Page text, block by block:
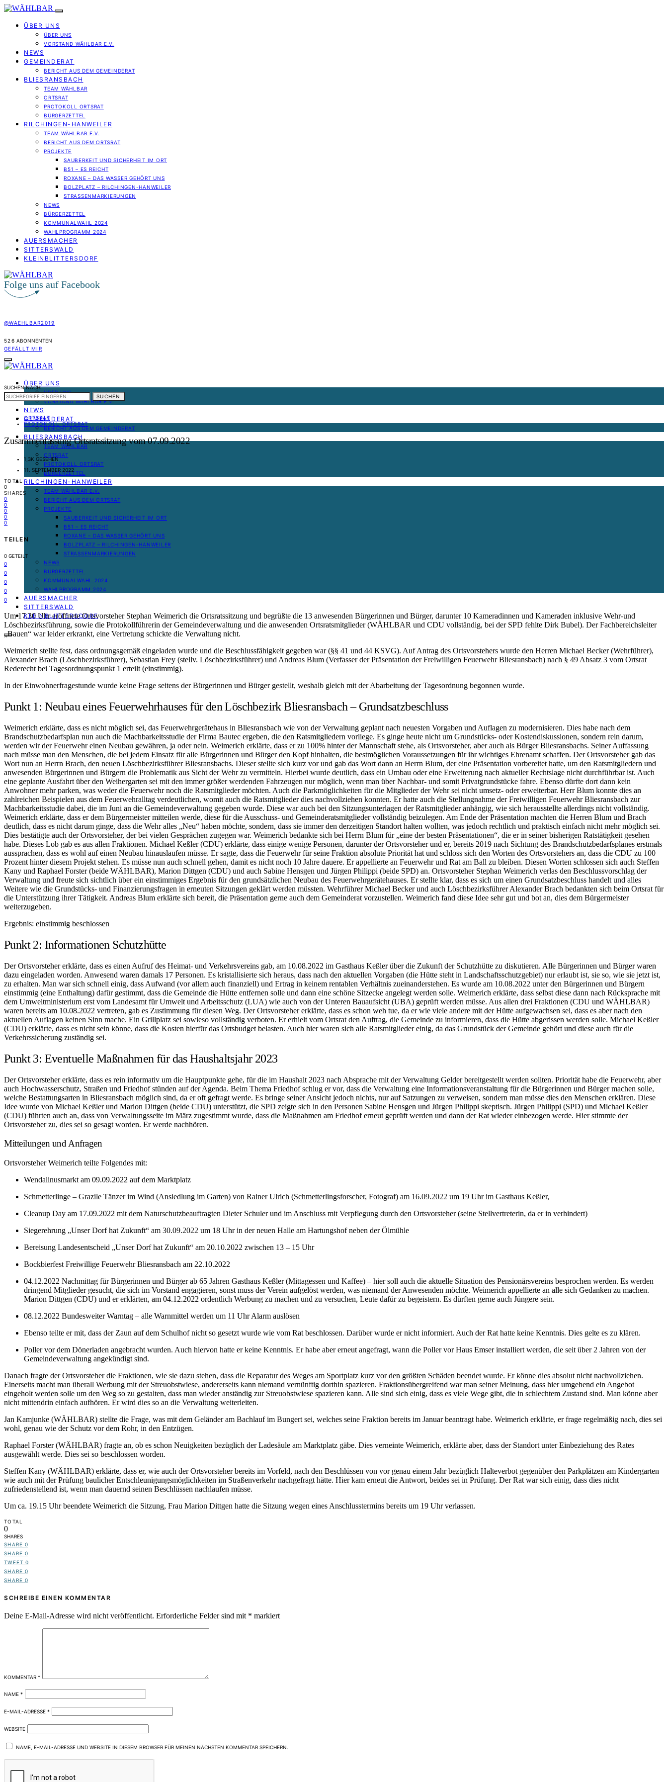
ÜBER UNS
ÜBER UNS
VORSTAND WÄHLBAR E.V.
NEWS
GEMEINDERAT
BERICHT AUS DEM GEMEINDERAT
BLIESRANSBACH
TEAM WÄHLBAR
ORTSRAT
PROTOKOLL ORTSRAT
BÜRGERZETTEL
RILCHINGEN-HANWEILER
TEAM WÄHLBAR E.V.
BERICHT AUS DEM ORTSRAT
PROJEKTE
SAUBERKEIT UND SICHERHEIT IM ORT
B51 – ES REICHT
ROXANE – DAS WASSER GEHÖRT UNS
BOLZPLATZ – RILCHINGEN-HANWEILER
STRASSENMARKIERUNGEN
NEWS
BÜRGERZETTEL
KOMMUNALWAHL 2024
WAHLPROGRAMM 2024
AUERSMACHER
SITTERSWALD
KLEINBLITTERSDORF
Folge uns auf Facebook
@WAEHLBAR2019
526 ABONNENTEN
GEFÄLLT MIR
ÜBER UNS
ÜBER UNS
VORSTAND WÄHLBAR E.V.
NEWS
GEMEINDERAT
BERICHT AUS DEM GEMEINDERAT
BLIESRANSBACH
TEAM WÄHLBAR
ORTSRAT
PROTOKOLL ORTSRAT
BÜRGERZETTEL
RILCHINGEN-HANWEILER
TEAM WÄHLBAR E.V.
BERICHT AUS DEM ORTSRAT
PROJEKTE
SAUBERKEIT UND SICHERHEIT IM ORT
B51 – ES REICHT
ROXANE – DAS WASSER GEHÖRT UNS
BOLZPLATZ – RILCHINGEN-HANWEILER
STRASSENMARKIERUNGEN
NEWS
BÜRGERZETTEL
KOMMUNALWAHL 2024
WAHLPROGRAMM 2024
AUERSMACHER
SITTERSWALD
KLEINBLITTERSDORF
SUCHEN NACH:
SUCHEN
ORTSRAT
PROTOKOLL ORTSRAT
Zusammenfassung Ortsratssitzung vom 07.09.2022
1,3K GESEHEN
11. SEPTEMBER 2022
TOTAL
0
SHARES
0
0
0
0
0
TEILEN
0 GETEILT
0
0
0
0
0
Um 17.30 Uhr eröffnete Ortsvorsteher Stephan Weimerich die Ortsratssitzung und begrüßte die 13 anwesenden Bürgerinnen und Bürger, darunter 10 Kameradinnen und Kameraden inklusive Wehr-und
Löschbezirksführung, sowie die Protokollführerin der Gemeindeverwaltung und die anwesenden Ortsratsmitglieder (WÄHLBAR und CDU vollständig, bei der SPD fehlte Dirk Bubel). Der Fachbereichsleiter
„Bauen“ war leider erkrankt, eine Vertretung schickte die Verwaltung nicht.
Weimerich stellte fest, dass ordnungsgemäß eingeladen wurde und die Beschlussfähigkeit gegeben war (§§ 41 und 44 KSVG). Auf Antrag des Ortsvorstehers wurde den Herren Michael Becker (Wehrführer),
Alexander Brach (Löschbezirksführer), Sebastian Frey (stellv. Löschbezirksführer) und Andreas Blum (Verfasser der Präsentation der Freiwilligen Feuerwehr Bliesransbach) nach § 49 Absatz 3 vom Ortsrat
Rederecht bei Tagesordnungspunkt 1 erteilt (einstimmig).
In der Einwohnerfragestunde wurde keine Frage seitens der Bürgerinnen und Bürger gestellt, weshalb gleich mit der Abarbeitung der Tagesordnung begonnen wurde.
Punkt 1: Neubau eines Feuerwehrhauses für den Löschbezirk Bliesransbach – Grundsatzbeschluss
Weimerich erklärte, dass es nicht möglich sei, das Feuerwehrgerätehaus in Bliesransbach wie von der Verwaltung geplant nach neuesten Vorgaben und Auflagen zu modernisieren. Dies habe nach dem
Brandschutzbedarfsplan nun auch die Machbarkeitsstudie der Firma Bautec ergeben, die den Ratsmitgliedern vorliege. Es ginge heute nicht um Grundstücks- oder Kostendiskussionen, sondern rein darum,
werden wir der Feuerwehr einen Neubau gewähren, ja oder nein. Weimerich erklärte, dass er zu 100% hinter der Mannschaft stehe, als Ortsvorsteher, aber auch als Bürger Bliesransbachs. Seiner Auffassung
nach müsse man den Menschen, die bei jedem Einsatz für alle Bürgerinnen und Bürger den Kopf hinhalten, die bestmöglichen Voraussetzungen für ihr wichtiges Ehrenamt schaffen. Der Ortsvorsteher gab das
Wort nun an Herrn Brach, den neuen Löschbezirksführer Bliesransbachs. Dieser stellte sich kurz vor und gab das Wort dann an Herrn Blum, der eine Präsentation vorbereitet hatte, um den Ratsmitgliedern und
anwesenden Bürgerinnen und Bürgern die Problematik aus Sicht der Wehr zu vermitteln. Hierbei wurde deutlich, dass ein Umbau oder eine Erweiterung nach aktueller Rechtslage nicht durchführbar ist. Auch
eine geplante Ausfahrt über den Weihergarten sei mit den immer größer werdenden Fahrzeugen nur möglich, wenn man über Nachbar- und somit Privatgrundstücke fahre. Ebenso dürfte dort dann kein
Anwohner mehr parken, was weder die Feuerwehr noch die Ratsmitglieder möchten. Auch die Parkmöglichkeiten für die Mitglieder der Wehr sei nicht umsetz- oder erweiterbar. Herr Blum konnte dies an
zahlreichen Beispielen aus dem Feuerwehralltag verdeutlichen, womit auch die Ratsmitglieder dies nachvollziehen konnten. Er hatte auch die Stellungnahme der Freiwilligen Feuerwehr Bliesransbach zur
Machbarkeitsstudie dabei, die im Juni an die Gemeindeverwaltung gegeben wurde. Diese war auch bei den Sitzungsunterlagen der Ratsmitglieder anhängig, wie sich herausstellte allerdings nicht vollständig.
Weimerich erklärte, dass er dem Bürgermeister mitteilen werde, diese für die Ausschuss- und Gemeinderatsmitglieder vollständig beizulegen. Am Ende der Präsentation machten die Herren Blum und Brach
deutlich, dass es nicht darum ginge, dass die Wehr alles „Neu“ haben möchte, sondern, dass sie immer den derzeitigen Standort halten wollten, was jedoch rechtlich und praktisch einfach nicht mehr möglich sei.
Dies bestätigte auch der Ortsvorsteher, der bei vielen Gesprächen zugegen war. Weimerich bedankte sich bei Herrn Blum für „eine der besten Präsentationen“, die er in seiner bisherigen Ratstätigkeit gesehen
habe. Dieses Lob gab es aus allen Fraktionen. Michael Keßler (CDU) erklärte, dass einige wenige Personen, darunter der Ortsvorsteher und er, bereits 2019 nach Sichtung des Brandschutzbedarfsplanes erstmals
aussprachen, dass es wohl auf einen Neubau hinauslaufen müsse. Er sagte, dass die Feuerwehr für seine Fraktion absolute Priorität hat und schloss sich den Worten des Ortsvorstehers an, dass die CDU zu 100
Prozent hinter diesem Projekt stehen. Es müsse nun auch schnell gehen, damit es nicht noch 10 Jahre dauere. Er appellierte an Feuerwehr und Rat am Ball zu bleiben. Diesen Worten schlossen sich auch Steffen
Kany und Raphael Forster (beide WÄHLBAR), Marion Dittgen (CDU) und auch Sabine Hensgen und Jürgen Philippi (beide SPD) an. Ortsvorsteher Stephan Weimerich verlas den Beschlussvorschlag der
Verwaltung und freute sich sichtlich über ein einstimmiges Ergebnis für den grundsätzlichen Neubau des Feuerwehrgerätehauses. Er stellte klar, dass es sich um einen Grundsatzbeschluss handelt und alles
Weitere wie die Grundstücks- und Finanzierungsfragen in erneuten Sitzungen geklärt werden müssten. Wehrführer Michael Becker und auch Löschbezirksführer Alexander Brach bedankten sich beim Ortsrat für
die Unterstützung ihrer Tätigkeit. Andreas Blum erklärte sich bereit, die Präsentation gerne auch dem Gemeinderat vorzustellen. Weimerich fand diese Idee sehr gut und bot an, dies dem Bürgermeister
weiterzugeben.
Ergebnis: einstimmig beschlossen
Punkt 2: Informationen Schutzhütte
Der Ortsvorsteher erklärte, dass es einen Aufruf des Heimat- und Verkehrsvereins gab, am 10.08.2022 im Gasthaus Keßler über die Zukunft der Schutzhütte zu diskutieren. Alle Bürgerinnen und Bürger waren
dazu eingeladen worden. Anwesend waren damals 17 Personen. Es kristallisierte sich heraus, dass nach den aktuellen Vorgaben (die Hütte steht in Landschaftsschutzgebiet) nur erlaubt ist, sie so, wie sie jetzt ist,
zu erhalten. Man war sich schnell einig, dass Aufwand (vor allem auch finanziell) und Ertrag in keinem rentablen Verhältnis zueinanderstehen. Es wurde am 10.08.2022 unter den Bürgerinnen und Bürgern
einstimmig (eine Enthaltung) dafür gestimmt, dass die Gemeinde die Hütte entfernen solle und dann eine schöne Sitzecke angelegt werden solle. Weimerich erklärte, dass selbst diese dann nach Rücksprache mit
dem Umweltministerium erst vom Landesamt für Umwelt und Arbeitsschutz (LUA) wie auch von der Unteren Bauaufsicht (UBA) geprüft werden müsse. Aus allen drei Fraktionen (CDU und WÄHLBAR)
waren bereits am 10.08.2022 vertreten, gab es Zustimmung für diesen Weg. Der Ortsvorsteher erklärte, dass es schon weh tue, da er wie viele andere mit der Hütte aufgewachsen sei, dass es aber nach den
aktuellen Auflagen keinen Sinn mache. Ein Grillplatz sei sowieso vollständig verboten. Er erhielt vom Ortsrat den Auftrag, die Gemeinde zu informieren, dass die Hütte abgerissen werden solle. Michael Keßler
(CDU) erklärte, dass es nicht sein könne, dass die Kosten hierfür das Ortsbudget belasten. Auch hier waren sich alle Ratsmitglieder einig, da das Grundstück der Gemeinde gehört und diese auch für die
Verkehrssicherung zuständig sei.
Punkt 3: Eventuelle Maßnahmen für das Haushaltsjahr 2023
Der Ortsvorsteher erklärte, dass es rein informativ um die Hauptpunkte gehe, für die im Haushalt 2023 nach Absprache mit der Verwaltung Gelder bereitgestellt werden sollten. Priorität habe die Feuerwehr, aber
auch Hochwasserschutz, Straßen und Friedhof stünden auf der Agenda. Beim Thema Friedhof schlug er vor, dass die Verwaltung eine Informationsveranstaltung für die Bürgerinnen und Bürger machen solle,
welche Bestattungsarten in Bliesransbach möglich sind, da er oft gefragt werde. Es bringe seiner Ansicht jedoch nichts, nur auf Satzungen zu verweisen, sondern man müsse dies den Menschen erklären. Diese
Idee wurde von Michael Keßler und Marion Dittgen (beide CDU) unterstützt, die SPD zeigte sich in den Personen Sabine Hensgen und Jürgen Philippi skeptisch. Jürgen Philippi (SPD) und Michael Keßler
(CDU) führten auch an, dass von Verwaltungsseite im März zugestimmt wurde, dass die Maßnahmen am Friedhof erneut geprüft werden und dann der Rat wieder einbezogen werde. Hier stimmte der
Ortsvorsteher zu, dies sei so gesagt worden. Er werde nachhören.
Mitteilungen und Anfragen
Ortsvorsteher Weimerich teilte Folgendes mit:
Wendalinusmarkt am 09.09.2022 auf dem Marktplatz
Schmetterlinge – Grazile Tänzer im Wind (Ansiedlung im Garten) von Rainer Ulrich (Schmetterlingsforscher, Fotograf) am 16.09.2022 um 19 Uhr im Gasthaus Keßler,
Cleanup Day am 17.09.2022 mit dem Naturschutzbeauftragten Dieter Schuler und im Anschluss mit Verpflegung durch den Ortsvorsteher (seine Stellvertreterin, da er in verhindert)
Siegerehrung „Unser Dorf hat Zukunft“ am 30.09.2022 um 18 Uhr in der neuen Halle am Hartungshof neben der Ölmühle
Bereisung Landesentscheid „Unser Dorf hat Zukunft“ am 20.10.2022 zwischen 13 – 15 Uhr
Bockbierfest Freiwillige Feuerwehr Bliesransbach am 22.10.2022
04.12.2022 Nachmittag für Bürgerinnen und Bürger ab 65 Jahren Gasthaus Keßler (Mittagessen und Kaffee) – hier soll auch die aktuelle Situation des Pensionärsvereins besprochen werden. Es werden
dringend Mitglieder gesucht, die sich im Vorstand engagieren, sonst muss der Verein aufgelöst werden, was niemand der Anwesenden möchte. Weimerich appellierte an alle sich Gedanken zu machen.
Marion Dittgen (CDU) und er erklärten, am 04.12.2022 ordentlich Werbung zu machen und zu versuchen, Leute dafür zu begeistern. Es dürften gerne auch Jüngere sein.
08.12.2022 Bundesweiter Warntag – alle Warnmittel werden um 11 Uhr Alarm auslösen
Ebenso teilte er mit, dass der Zaun auf dem Schulhof nicht so gesetzt wurde wie vom Rat beschlossen. Darüber wurde er nicht informiert. Auch der Rat hatte keine Kenntnis. Dies gelte es zu klären.
Poller vor dem Dönerladen angebracht wurden. Auch hiervon hatte er keine Kenntnis. Er habe aber erneut angefragt, wann die Poller vor Haus Emser installiert werden, die seit über 2 Jahren von der
Gemeindeverwaltung angekündigt sind.
Danach fragte der Ortsvorsteher die Fraktionen, wie sie dazu stehen, dass die Reparatur des Weges am Sportplatz kurz vor den größten Schäden beendet wurde. Er könne dies absolut nicht nachvollziehen.
Einerseits macht man überall Werbung mit der Streuobstwiese, andererseits kann niemand vernünftig dorthin spazieren. Fraktionsübergreifend war man seiner Meinung, dass hier umgehend ein Angebot
eingeholt werden solle um den Weg so zu gestalten, dass man wieder anständig zur Streuobstwiese spazieren kann. Alle sind sich einig, dass es viele Wege gibt, die in schlechtem Zustand sind. Man könne aber
nicht mittendrin einfach aufhören. Er wird dies so an die Verwaltung weiterleiten.
Jan Kamjunke (WÄHLBAR) stellte die Frage, was mit dem Geländer am Bachlauf im Bungert sei, welches seine Fraktion bereits im Januar beantragt habe. Weimerich erklärte, er frage regelmäßig nach, dies sei
wohl, genau wie der Schutz vor dem Rohr, in den Entzügen.
Raphael Forster (WÄHLBAR) fragte an, ob es schon Neuigkeiten bezüglich der Ladesäule am Marktplatz gäbe. Dies verneinte Weimerich, erklärte aber, dass der Standort unter Einbeziehung des Rates
ausgewählt werde. Dies sei so beschlossen worden.
Steffen Kany (WÄHLBAR) erklärte, dass er, wie auch der Ortsvorsteher bereits im Vorfeld, nach den Beschlüssen von vor genau einem Jahr bezüglich Halteverbot gegenüber den Parkplätzen am Kindergarten
wie auch mit der Prüfung baulicher Entschleunigungsmöglichkeiten im Straßenverkehr nachgefragt hätte. Hier kam erneut die Antwort, beides sei in Prüfung. Der Rat war sich einig, dass dies nicht
zufriedenstellend ist, wenn man dauernd seinen Beschlüssen nachlaufen müsse.
Um ca. 19.15 Uhr beendete Weimerich die Sitzung, Frau Marion Dittgen hatte die Sitzung wegen eines Anschlusstermins bereits um 19 Uhr verlassen.
TOTAL
0
SHARES
SHARE 0
SHARE 0
TWEET 0
SHARE 0
SHARE 0
SCHREIBE EINEN KOMMENTAR
Deine E-Mail-Adresse wird nicht veröffentlicht. Erforderliche Felder sind mit * markiert
KOMMENTAR *
NAME *
E-MAIL-ADRESSE *
WEBSITE
NAME, E-MAIL-ADRESSE UND WEBSITE IN DIESEM BROWSER FÜR MEINEN NÄCHSTEN KOMMENTAR SPEICHERN.